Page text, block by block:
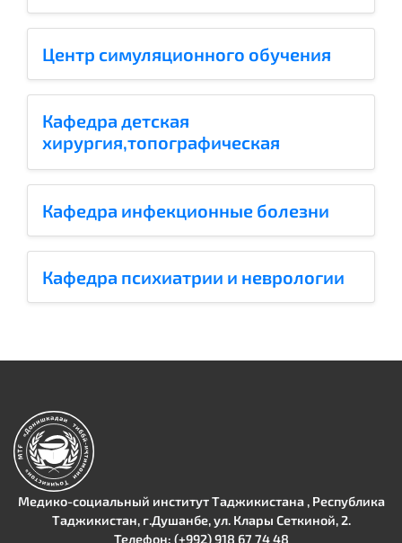
Центр симуляционного обучения
Кафедра детская
хирургия,топографическая
анатомия и оператиная хирургия
Кафедра инфекционные болезни
Кафедра психиатрии и неврологии
Медико-социальный институт Таджикистана , Республика
Таджикистан, г.Душанбе, ул. Клары Сеткиной, 2.
Телефон: (+992) 918 67 74 48